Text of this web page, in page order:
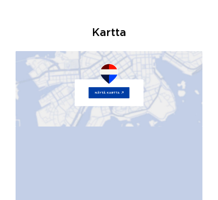
Kartta